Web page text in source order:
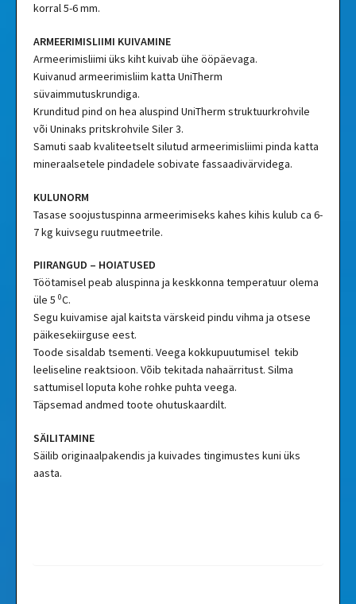
korral 5-6 mm.
ARMEERIMISLIIMI KUIVAMINE
Armeerimisliimi üks kiht kuivab ühe ööpäevaga.
Kuivanud armeerimisliim katta UniTherm
süvaimmutuskrundiga.
Krunditud pind on hea aluspind UniTherm struktuurkrohvile
või Uninaks pritskrohvile Siler 3.
Samuti saab kvaliteetselt silutud armeerimisliimi pinda katta
mineraalsetele pindadele sobivate fassaadivärvidega.
KULUNORM
Tasase soojustuspinna armeerimiseks kahes kihis kulub ca 6-
7 kg kuivsegu ruutmeetrile.
PIIRANGUD – HOIATUSED
Töötamisel peab aluspinna ja keskkonna temperatuur olema
üle 5 0C.
Segu kuivamise ajal kaitsta värskeid pindu vihma ja otsese
päikesekiirguse eest.
Toode sisaldab tsementi. Veega kokkupuutumisel tekib
leeliseline reaktsioon. Võib tekitada nahaärritust. Silma
sattumisel loputa kohe rohke puhta veega.
Täpsemad andmed toote ohutuskaardilt.
SÄILITAMINE
Säilib originaalpakendis ja kuivades tingimustes kuni üks
aasta.